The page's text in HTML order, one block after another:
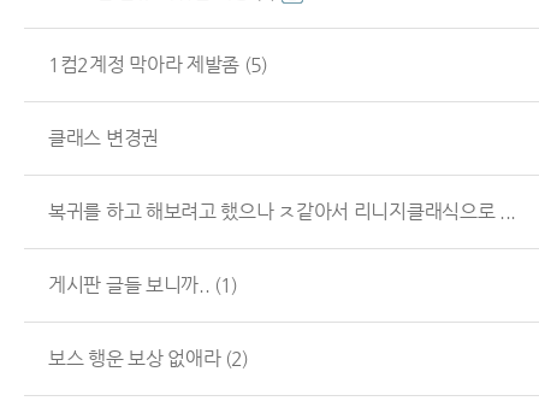
1컴2계정 막아라 제발좀 (5)
클래스 변경권
복귀를 하고 해보려고 했으나 ㅈ같아서 리니지클래식으로 ...
게시판 글들 보니까.. (1)
보스 행운 보상 없애라 (2)